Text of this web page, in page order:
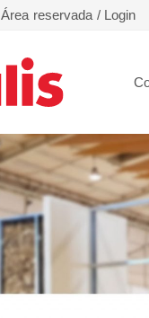
Área reservada / Login